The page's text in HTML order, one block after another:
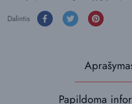
Dalintis
Papildoma